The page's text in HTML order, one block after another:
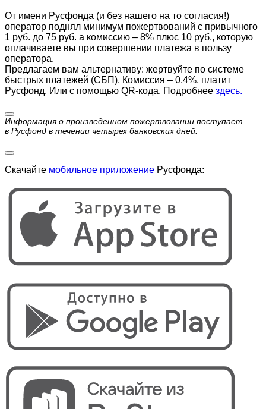
От имени Русфонда (и без нашего на то согласия!)
оператор поднял минимум пожертвований с привычного
1 руб. до 75 руб. а комиссию – 8% плюс 10 руб., которую
оплачиваете вы при совершении платежа в пользу
оператора.
Предлагаем вам альтернативу: жертвуйте по cистеме
быстрых платежей (СБП). Комиссия – 0,4%, платит
Русфонд. Или с помощью QR-кода. Подробнее здесь.
Информация о произведенном пожертвовании поступает
в Русфонд в течении четырех банковских дней.
Скачайте мобильное приложение Русфонда: